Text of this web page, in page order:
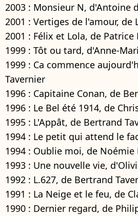
2003 : Monsieur N, d'Antoine
2001 : Vertiges de l'amour, de
2001 : Félix et Lola, de Patrice
1999 : Tôt ou tard, d'Anne-
1999 : Ca commence
Tavernier
1996 : Capitaine Conan, de
1996 : Le Bel été 1914, de
1995 : L'Appât, de Bertrand
1994 : Le petit qui attend le
1994 : Oublie moi, de Noémie
1993 : Une nouvelle vie,
1992 : L.627, de Bertrand
1991 : La Neige et le feu, de
1990 : Dernier regard, de